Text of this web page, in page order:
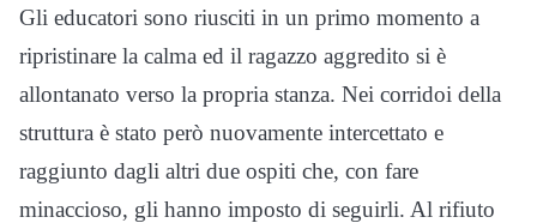
Gli educatori sono riusciti in un primo momento a
ripristinare la calma ed il ragazzo aggredito si è
allontanato verso la propria stanza. Nei corridoi della
struttura è stato però nuovamente intercettato e
raggiunto dagli altri due ospiti che, con fare
minaccioso, gli hanno imposto di seguirli. Al rifiuto